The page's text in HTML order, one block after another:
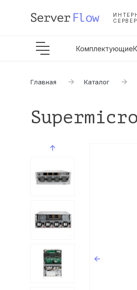
Комплектующие
Главная Каталог